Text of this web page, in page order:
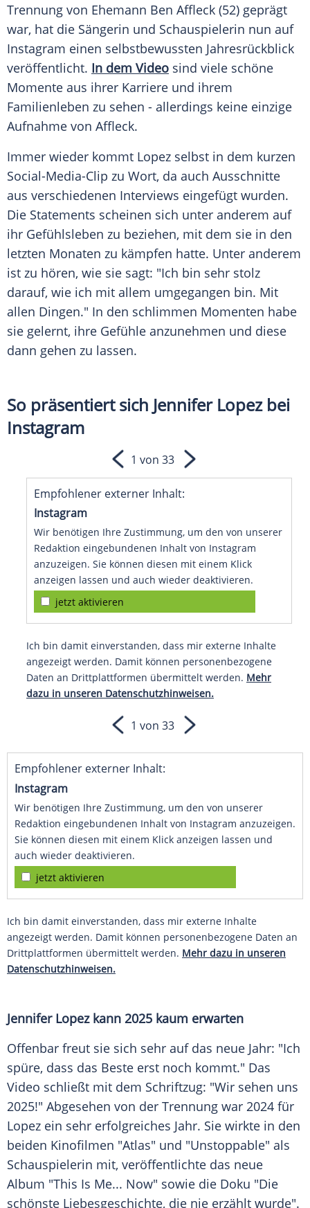
Trennung von Ehemann Ben Affleck (52) geprägt
war, hat die Sängerin und Schauspielerin nun auf
Instagram einen selbstbewussten Jahresrückblick
veröffentlicht. In dem Video sind viele schöne
Momente aus ihrer Karriere und ihrem
Familienleben zu sehen - allerdings keine einzige
Aufnahme von Affleck.
Immer wieder kommt Lopez selbst in dem kurzen
Social-Media-Clip zu Wort, da auch Ausschnitte
aus verschiedenen Interviews eingefügt wurden.
Die Statements scheinen sich unter anderem auf
ihr Gefühlsleben zu beziehen, mit dem sie in den
letzten Monaten zu kämpfen hatte. Unter anderem
ist zu hören, wie sie sagt: "Ich bin sehr stolz
darauf, wie ich mit allem umgegangen bin. Mit
allen Dingen." In den schlimmen Momenten habe
sie gelernt, ihre Gefühle anzunehmen und diese
dann gehen zu lassen.
So präsentiert sich Jennifer Lopez bei
Instagram
Empfohlener externer Inhalt:
Instagram
Wir benötigen Ihre Zustimmung, um den von unserer
Redaktion eingebundenen Inhalt von Instagram
anzuzeigen. Sie können diesen mit einem Klick
anzeigen lassen und auch wieder deaktivieren.
jetzt aktivieren
Ich bin damit einverstanden, dass mir externe Inhalte
angezeigt werden. Damit können personenbezogene
Daten an Drittplattformen übermittelt werden. Mehr
dazu in unseren Datenschutzhinweisen.
1 von 33
1 von 33
Empfohlener externer Inhalt:
Instagram
Wir benötigen Ihre Zustimmung, um den von unserer
Redaktion eingebundenen Inhalt von Instagram anzuzeigen.
Sie können diesen mit einem Klick anzeigen lassen und
auch wieder deaktivieren.
jetzt aktivieren
Ich bin damit einverstanden, dass mir externe Inhalte
angezeigt werden. Damit können personenbezogene Daten an
Drittplattformen übermittelt werden. Mehr dazu in unseren
Datenschutzhinweisen.
Jennifer Lopez kann 2025 kaum erwarten
Offenbar freut sie sich sehr auf das neue Jahr: "Ich
spüre, dass das Beste erst noch kommt." Das
Video schließt mit dem Schriftzug: "Wir sehen uns
2025!" Abgesehen von der Trennung war 2024 für
Lopez ein sehr erfolgreiches Jahr. Sie wirkte in den
beiden Kinofilmen "Atlas" und "Unstoppable" als
Schauspielerin mit, veröffentlichte das neue
Album "This Is Me... Now" sowie die Doku "Die
schönste Liebesgeschichte, die nie erzählt wurde".